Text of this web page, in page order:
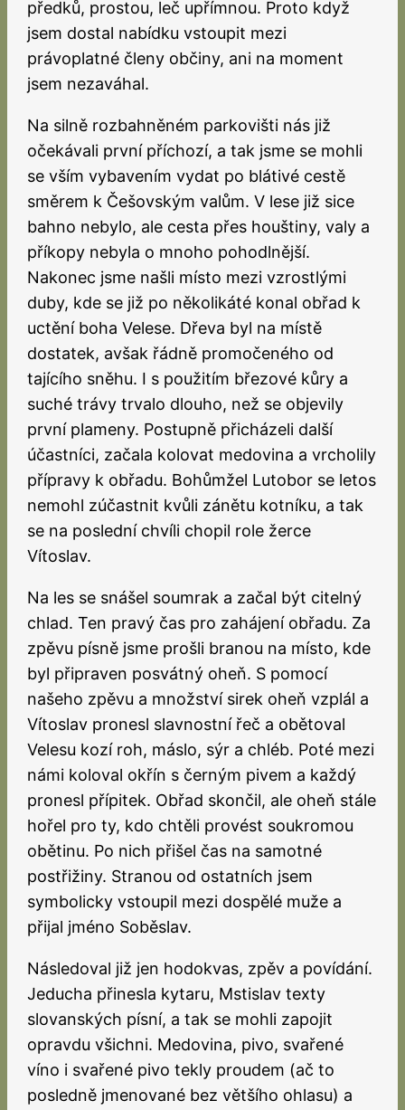
předků, prostou, leč upřímnou. Proto když
jsem dostal nabídku vstoupit mezi
právoplatné členy občiny, ani na moment
jsem nezaváhal.
Na silně rozbahněném parkovišti nás již
očekávali první příchozí, a tak jsme se mohli
se vším vybavením vydat po blátivé cestě
směrem k Češovským valům. V lese již sice
bahno nebylo, ale cesta přes houštiny, valy a
příkopy nebyla o mnoho pohodlnější.
Nakonec jsme našli místo mezi vzrostlými
duby, kde se již po několikáté konal obřad k
uctění boha Velese. Dřeva byl na místě
dostatek, avšak řádně promočeného od
tajícího sněhu. I s použitím březové kůry a
suché trávy trvalo dlouho, než se objevily
první plameny. Postupně přicházeli další
účastníci, začala kolovat medovina a vrcholily
přípravy k obřadu. Bohůmžel Lutobor se letos
nemohl zúčastnit kvůli zánětu kotníku, a tak
se na poslední chvíli chopil role žerce
Vítoslav.
Na les se snášel soumrak a začal být citelný
chlad. Ten pravý čas pro zahájení obřadu. Za
zpěvu písně jsme prošli branou na místo, kde
byl připraven posvátný oheň. S pomocí
našeho zpěvu a množství sirek oheň vzplál a
Vítoslav pronesl slavnostní řeč a obětoval
Velesu kozí roh, máslo, sýr a chléb. Poté mezi
námi koloval okřín s černým pivem a každý
pronesl přípitek. Obřad skončil, ale oheň stále
hořel pro ty, kdo chtěli provést soukromou
obětinu. Po nich přišel čas na samotné
postřižiny. Stranou od ostatních jsem
symbolicky vstoupil mezi dospělé muže a
přijal jméno Soběslav.
Následoval již jen hodokvas, zpěv a povídání.
Jeducha přinesla kytaru, Mstislav texty
slovanských písní, a tak se mohli zapojit
opravdu všichni. Medovina, pivo, svařené
víno i svařené pivo tekly proudem (ač to
posledně jmenované bez většího ohlasu) a